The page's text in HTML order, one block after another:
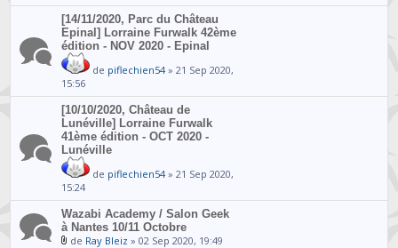
[14/11/2020, Parc du Château
Epinal] Lorraine Furwalk 42ème
édition - NOV 2020 - Epinal
de piflechien54» 21 Sep 2020,
15:56
[10/10/2020, Château de
Lunéville] Lorraine Furwalk
41ème édition - OCT 2020 -
Lunéville
de piflechien54» 21 Sep 2020,
15:24
Wazabi Academy / Salon Geek
à Nantes 10/11 Octobre
de Ray Bleiz » 02 Sep 2020, 19:49